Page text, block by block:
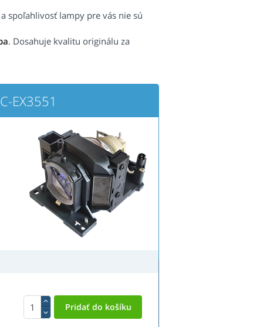
spoľahlivosť lampy pre vás nie sú
. Dosahuje kvalitu originálu za
EX3551